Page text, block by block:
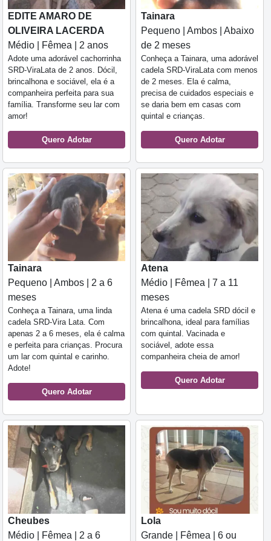
EDITE AMARO DE
OLIVEIRA LACERDA
Médio | Fêmea | 2 anos
Adote uma adorável cachorrinha
SRD-ViraLata de 2 anos. Dócil,
brincalhona e sociável, ela é a
companheira perfeita para sua
família. Transforme seu lar com
amor!
Quero Adotar
Tainara
Pequeno | Ambos | Abaixo
de 2 meses
Conheça a Tainara, uma adorável
cadela SRD-ViraLata com menos
de 2 meses. Ela é calma,
precisa de cuidados especiais e
se daria bem em casas com
quintal e crianças.
Quero Adotar
Tainara
Pequeno | Ambos | 2 a 6
meses
Conheça a Tainara, uma linda
cadela SRD-Vira Lata. Com
apenas 2 a 6 meses, ela é calma
e perfeita para crianças. Procura
um lar com quintal e carinho.
Adote!
Quero Adotar
Atena
Médio | Fêmea | 7 a 11
meses
Atena é uma cadela SRD dócil e
brincalhona, ideal para famílias
com quintal. Vacinada e
sociável, adote essa
companheira cheia de amor!
Quero Adotar
Cheubes
Médio | Fêmea | 2 a 6
Lola
Grande | Fêmea | 6 ou